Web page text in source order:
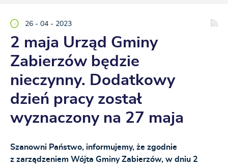
26 - 04 - 2023
2 maja Urząd Gminy
Zabierzów będzie
nieczynny. Dodatkowy
dzień pracy został
wyznaczony na 27 maja
Szanowni Państwo, informujemy, że zgodnie
z zarządzeniem Wójta Gminy Zabierzów, w dniu 2